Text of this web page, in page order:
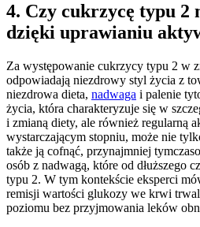
4. Czy cukrzycę typu 2
dzięki uprawianiu
Za występowanie cukrzycy typu 2 w
odpowiadają niezdrowy styl życia z
niezdrowa dieta, nadwaga i palenie
życia, która charakteryzuje się w
i zmianą diety, ale również regularną
wystarczającym stopniu, może nie
także ją cofnąć, przynajmniej
osób z nadwagą, które od dłuższego
typu 2. W tym kontekście eksperci
remisji wartości glukozy we krwi
poziomu bez przyjmowania leków